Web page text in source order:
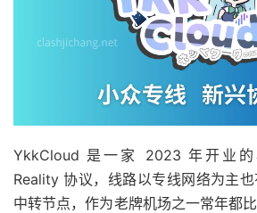
YkkCloud 是一家 2023 年开业的
Reality 协议，线路以专线网络为主
中转节点，作为老牌机场之一常年都